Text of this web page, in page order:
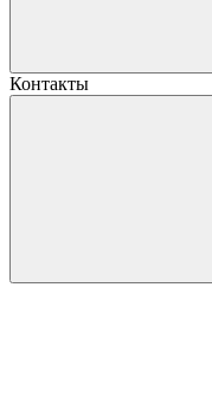
Контакты